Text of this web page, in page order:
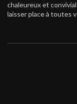
chaleureux et
laisser place à toutes